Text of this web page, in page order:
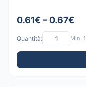
0.61€ – 0.67€
Quantità: Min: 1